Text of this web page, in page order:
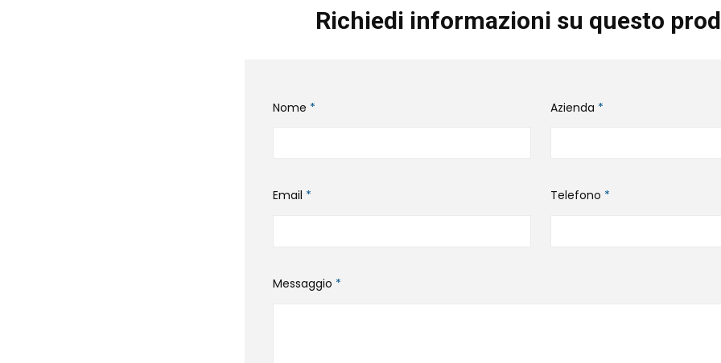
Richiedi informazioni su questo
Nome * Azienda *
Email * Telefono *
Messaggio *